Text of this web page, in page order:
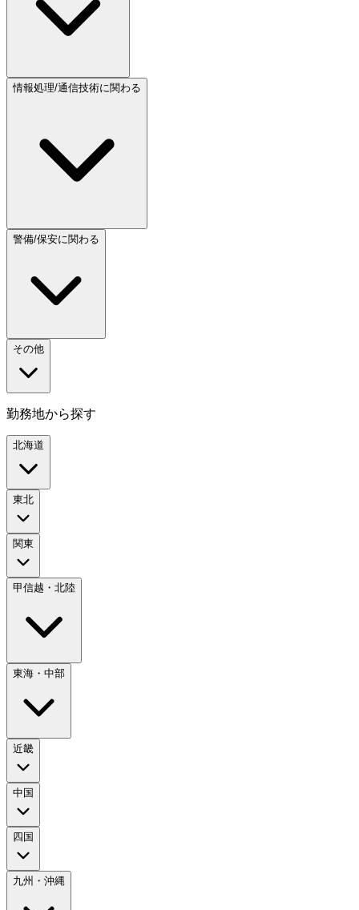
情報処理/通信技術に関わる
警備/保安に関わる
その他
勤務地から探す
北海道
東北
関東
甲信越・北陸
東海・中部
近畿
中国
四国
九州・沖縄